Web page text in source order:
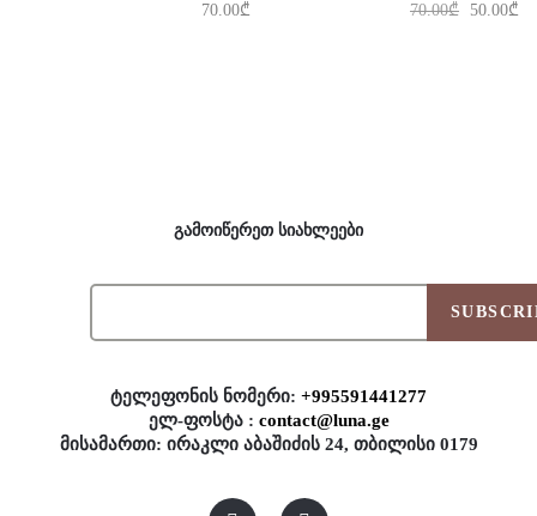
70.00₾ 70.00₾ 50.00₾
გამოიწერეთ სიახლეები
ტელეფონის ნომერი: +995591441277
ელ-ფოსტა : contact@luna.ge
მისამართი: ირაკლი აბაშიძის 24, თბილისი 0179